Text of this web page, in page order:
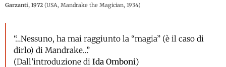
Garzanti, 1972 (USA, Mandrake the Magician, 1934)
“…Nessuno, ha mai raggiunto la “magia” (è il caso di
dirlo) di Mandrake…”
(Dall’introduzione diIda Omboni)